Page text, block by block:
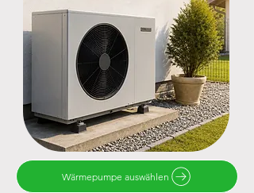
Wärmepumpe auswählen